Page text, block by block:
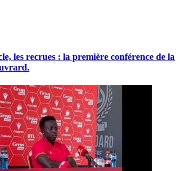
les recrues : la première conférence de la